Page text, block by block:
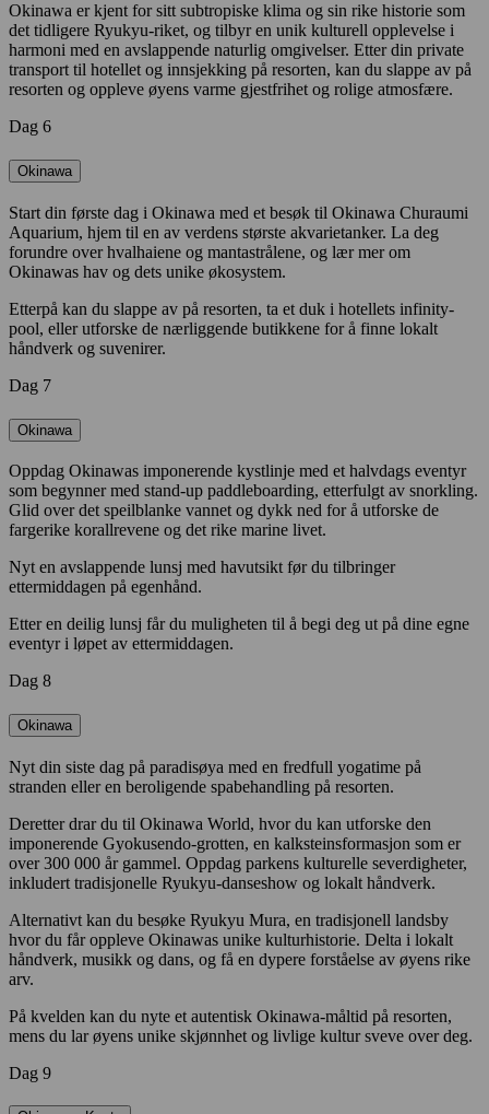
Okinawa er kjent for sitt subtropiske klima og sin rike historie som
det tidligere Ryukyu-riket, og tilbyr en unik kulturell opplevelse i
harmoni med en avslappende naturlig omgivelser. Etter din private
transport til hotellet og innsjekking på resorten, kan du slappe av på
resorten og oppleve øyens varme gjestfrihet og rolige atmosfære.
Dag 6
Okinawa
Start din første dag i Okinawa med et besøk til Okinawa Churaumi
Aquarium, hjem til en av verdens største akvarietanker. La deg
forundre over hvalhaiene og mantastrålene, og lær mer om
Okinawas hav og dets unike økosystem.
Etterpå kan du slappe av på resorten, ta et duk i hotellets infinity-
pool, eller utforske de nærliggende butikkene for å finne lokalt
håndverk og suvenirer.
Dag 7
Okinawa
Oppdag Okinawas imponerende kystlinje med et halvdags eventyr
som begynner med stand-up paddleboarding, etterfulgt av snorkling.
Glid over det speilblanke vannet og dykk ned for å utforske de
fargerike korallrevene og det rike marine livet.
Nyt en avslappende lunsj med havutsikt før du tilbringer
ettermiddagen på egenhånd.
Etter en deilig lunsj får du muligheten til å begi deg ut på dine egne
eventyr i løpet av ettermiddagen.
Dag 8
Okinawa
Nyt din siste dag på paradisøya med en fredfull yogatime på
stranden eller en beroligende spabehandling på resorten.
Deretter drar du til Okinawa World, hvor du kan utforske den
imponerende Gyokusendo-grotten, en kalksteinsformasjon som er
over 300 000 år gammel. Oppdag parkens kulturelle severdigheter,
inkludert tradisjonelle Ryukyu-danseshow og lokalt håndverk.
Alternativt kan du besøke Ryukyu Mura, en tradisjonell landsby
hvor du får oppleve Okinawas unike kulturhistorie. Delta i lokalt
håndverk, musikk og dans, og få en dypere forståelse av øyens rike
arv.
På kvelden kan du nyte et autentisk Okinawa-måltid på resorten,
mens du lar øyens unike skjønnhet og livlige kultur sveve over deg.
Dag 9